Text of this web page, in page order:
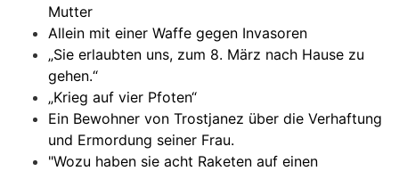
Mutter
Allein mit einer Waffe gegen Invasoren
„Sie erlaubten uns, zum 8. März nach Hause zu
gehen.“
„Krieg auf vier Pfoten“
Ein Bewohner von Trostjanez über die Verhaftung
und Ermordung seiner Frau.
"Wozu haben sie acht Raketen auf einen